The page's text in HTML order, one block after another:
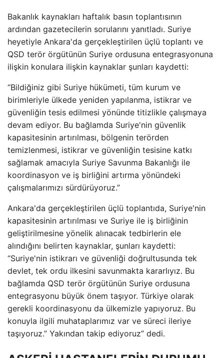
Bakanlık kaynakları haftalık basın toplantısının
ardından gazetecilerin sorularını yanıtladı. Suriye
heyetiyle Ankara'da gerçekleştirilen üçlü toplantı ve
QSD terör örgütünün Suriye ordusuna entegrasyonuna
ilişkin konulara ilişkin kaynaklar şunları kaydetti:
“Bildiğiniz gibi Suriye hükümeti, tüm kurum ve
birimleriyle ülkede yeniden yapılanma, istikrar ve
güvenliğin tesis edilmesi yönünde titizlikle çalışmaya
devam ediyor. Bu bağlamda Suriye'nin güvenlik
kapasitesinin artırılması, bölgenin terörden
temizlenmesi, istikrar ve güvenliğin tesisine katkı
sağlamak amacıyla Suriye Savunma Bakanlığı ile
koordinasyon ve iş birliğini artırma yönündeki
çalışmalarımızı sürdürüyoruz.”
Ankara'da gerçekleştirilen üçlü toplantıda, Suriye'nin
kapasitesinin artırılması ve Suriye ile iş birliğinin
geliştirilmesine yönelik alınacak tedbirlerin ele
alındığını belirten kaynaklar, şunları kaydetti:
“Suriye'nin istikrarı ve güvenliği doğrultusunda tek
devlet, tek ordu ilkesini savunmakta kararlıyız. Bu
bağlamda QSD terör örgütünün Suriye ordusuna
entegrasyonu büyük önem taşıyor. Türkiye olarak
gerekli koordinasyonu da ülkemizle yapıyoruz. Bu
konuyla ilgili muhataplarımız var ve süreci ileriye
taşıyoruz.” Yakından takip ediyoruz” dedi.